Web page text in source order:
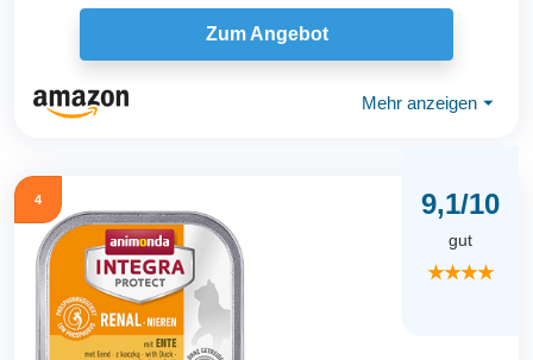
Zum Angebot
Mehr anzeigen ⏷
4 9,1/10
gut
★★★★